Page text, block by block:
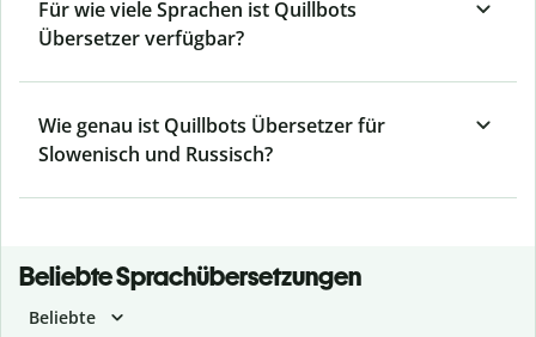
Für wie viele Sprachen ist Quillbots
Übersetzer verfügbar?
Wie genau ist Quillbots Übersetzer für
Slowenisch und Russisch?
Beliebte Sprachübersetzungen
Beliebte